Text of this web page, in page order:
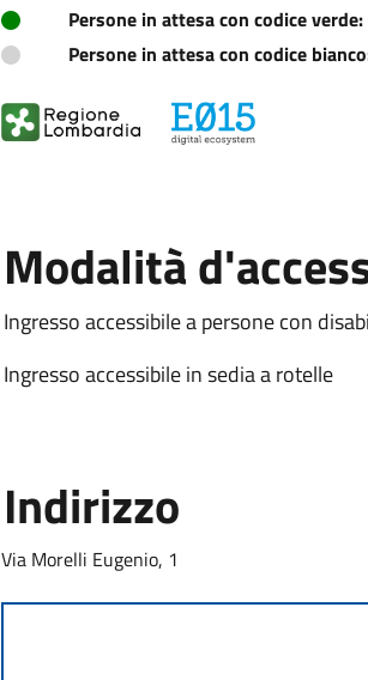
Persone in attesa con codice verde:
Persone in attesa con codice
Modalità
Ingresso accessibile a persone con
Ingresso accessibile in sedia a rotelle
Indirizzo
Via Morelli Eugenio, 1